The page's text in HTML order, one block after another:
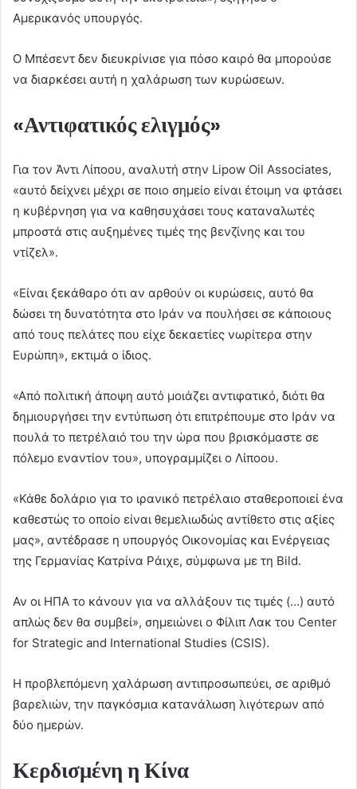
Αμερικανός υπουργός.
Ο Μπέσεντ δεν διευκρίνισε για πόσο καιρό θα μπορούσε
να διαρκέσει αυτή η χαλάρωση των κυρώσεων.
«Αντιφατικός ελιγμός»
Για τον Άντι Λίποου, αναλυτή στην Lipow Oil Associates,
«αυτό δείχνει μέχρι σε ποιο σημείο είναι έτοιμη να φτάσει
η κυβέρνηση για να καθησυχάσει τους καταναλωτές
μπροστά στις αυξημένες τιμές της βενζίνης και του
ντίζελ».
«Είναι ξεκάθαρο ότι αν αρθούν οι κυρώσεις, αυτό θα
δώσει τη δυνατότητα στο Ιράν να πουλήσει σε κάποιους
από τους πελάτες που είχε δεκαετίες νωρίτερα στην
Ευρώπη», εκτιμά ο ίδιος.
«Από πολιτική άποψη αυτό μοιάζει αντιφατικό, διότι θα
δημιουργήσει την εντύπωση ότι επιτρέπουμε στο Ιράν να
πουλά το πετρέλαιό του την ώρα που βρισκόμαστε σε
πόλεμο εναντίον του», υπογραμμίζει ο Λίποου.
«Κάθε δολάριο για το ιρανικό πετρέλαιο σταθεροποιεί ένα
καθεστώς το οποίο είναι θεμελιωδώς αντίθετο στις αξίες
μας», αντέδρασε η υπουργός Οικονομίας και Ενέργειας
της Γερμανίας Κατρίνα Ράιχε, σύμφωνα με τη Bild.
Αν οι ΗΠΑ το κάνουν για να αλλάξουν τις τιμές (…) αυτό
απλώς δεν θα συμβεί», σημειώνει ο Φίλιπ Λακ του Center
for Strategic and International Studies (CSIS).
Η προβλεπόμενη χαλάρωση αντιπροσωπεύει, σε αριθμό
βαρελιών, την παγκόσμια κατανάλωση λιγότερων από
δύο ημερών.
Κερδισμένη η Κίνα